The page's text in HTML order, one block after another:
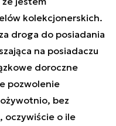
kolekcjonerskich.
droga do posiadania
na posiadaczu
doroczne
pozwolenie
bez
oczywiście o ile